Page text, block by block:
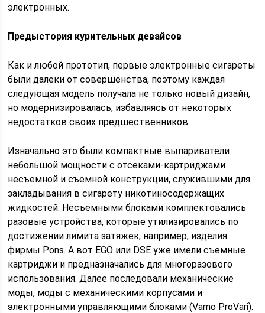
электронных.
Предыстория курительных девайсов
Как и любой прототип, первые электронные сигареты
были далеки от совершенства, поэтому каждая
следующая модель получала не только новый дизайн,
но модернизировалась, избавляясь от некоторых
недостатков своих предшественников.
Изначально это были компактные выпариватели
небольшой мощности с отсеками-картриджами
несъемной и съемной конструкции, служившими для
закладывания в сигарету никотиносодержащих
жидкостей. Несъемными блоками комплектовались
разовые устройства, которые утилизировались по
достижении лимита затяжек, например, изделия
фирмы Pons. А вот EGO или DSE уже имели съемные
картриджи и предназначались для многоразового
использования. Далее последовали механические
моды, моды с механическими корпусами и
электронными управляющими блоками (Vamo ProVari).